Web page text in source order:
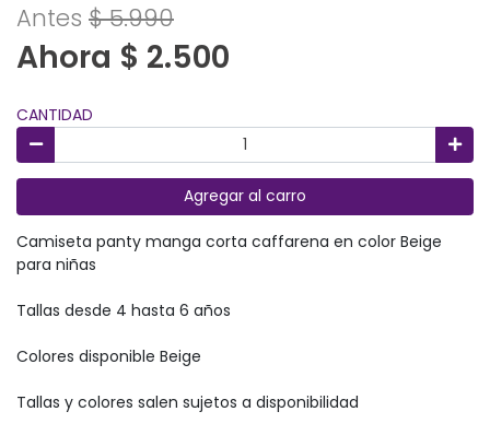
Antes $ 5.990
Ahora $ 2.500
CANTIDAD
Agregar al carro
Camiseta panty manga corta caffarena en color Beige
para niñas
Tallas desde 4 hasta 6 años
Colores disponible Beige
Tallas y colores salen sujetos a disponibilidad